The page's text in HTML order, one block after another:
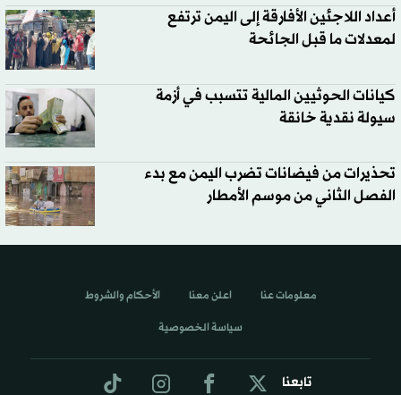
أعداد اللاجئين الأفارقة إلى اليمن ترتفع
لمعدلات ما قبل الجائحة
كيانات الحوثيين المالية تتسبب في أزمة
سيولة نقدية خانقة
تحذيرات من فيضانات تضرب اليمن مع بدء
الفصل الثاني من موسم الأمطار
تابعنا
معلومات عنا اعلن معنا الأحكام والشروط
سياسة الخصوصية